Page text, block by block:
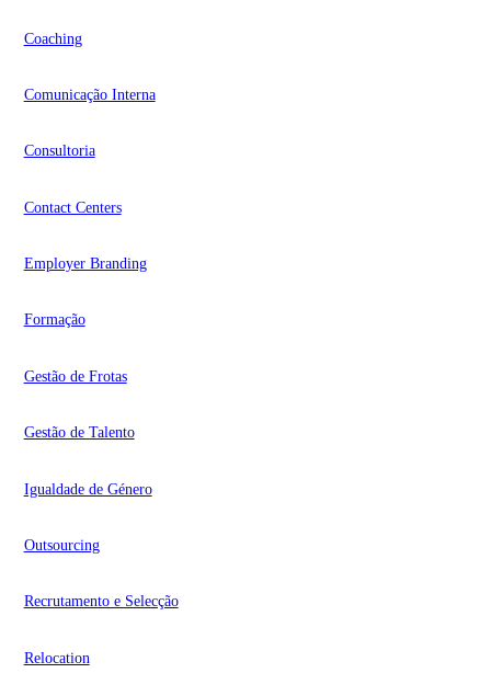
Coaching
Comunicação Interna
Consultoria
Contact Centers
Employer Branding
Formação
Gestão de Frotas
Gestão de Talento
Igualdade de Género
Outsourcing
Recrutamento e Selecção
Relocation